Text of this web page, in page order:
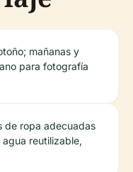
mañanas y
para fotografía
de ropa adecuadas
reutilizable,